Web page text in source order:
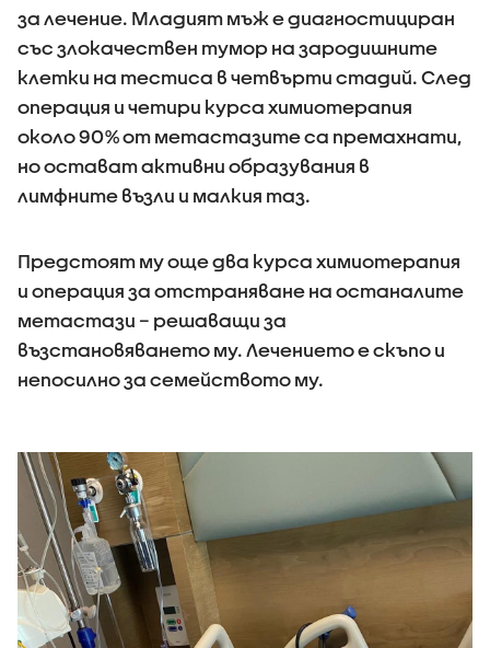
за лечение. Младият мъж е диагностициран
със злокачествен тумор на зародишните
клетки на тестиса в четвърти стадий. След
операция и четири курса химиотерапия
около 90% от метастазите са премахнати,
но остават активни образувания в
лимфните възли и малкия таз.
Предстоят му още два курса химиотерапия
и операция за отстраняване на останалите
метастази – решаващи за
възстановяването му. Лечението е скъпо и
непосилно за семейството му.